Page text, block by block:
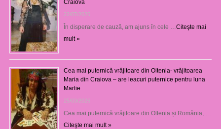
Craiova
22/07/2026
În disperare de cauză, am ajuns în cele … Citeşte mai
mult »
Cea mai puternică vrăjitoare din Oltenia- vrăjitoarea
Maria din Craiova – are leacuri puternice pentru luna
Martie
25/03/2026
Cea mai puternică vrăjitoare din Oltenia și România, …
Citeşte mai mult »